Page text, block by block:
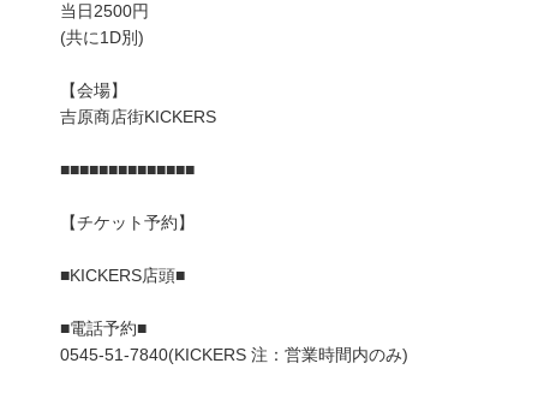
当日2500円
(共に1D別)
【会場】
吉原商店街KICKERS
■■■■■■■■■■■■■■
【チケット予約】
■KICKERS店頭■
■電話予約■
0545-51-7840(KICKERS 注：営業時間内のみ)